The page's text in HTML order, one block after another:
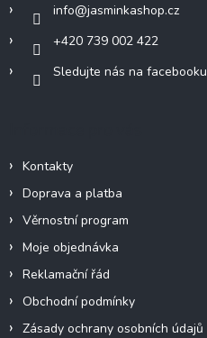
info@jasminkashop.cz
+420 739 002 422
Sledujte nás na facebooku
Kontakty
Doprava a platba
Věrnostní program
Moje objednávka
Reklamační řád
Obchodní podmínky
Zásady ochrany osobních údajů